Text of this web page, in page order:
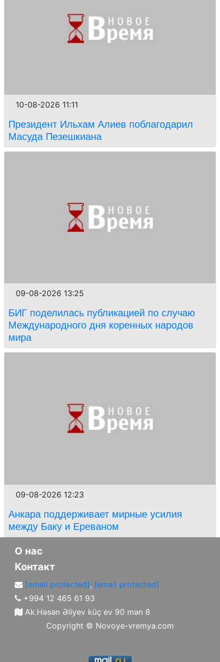
10-08-2026 11:11
Президент Ильхам Алиев поблагодарил
Масуда Пезешкиана
09-08-2026 13:25
БИГ поделилась публикацией по случаю
Международного дня коренных народов
мира
09-08-2026 12:23
Анкара поддерживает мирные усилия
между Баку и Ереваном
О нас
Контакт
[email protected], [email protected]
+994 12 465 61 93
Ak.Həsən Əliyev küç ev 90 mən 8
Copyright © Novoye-vremya.com